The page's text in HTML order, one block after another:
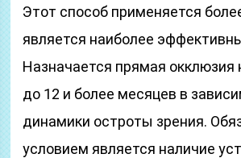
Этот способ применяется
является наиболее
Назначается прямая окклюзия
до 12 и более месяцев в
динамики остроты зрения.
условием является наличие